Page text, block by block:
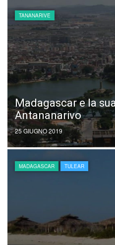
TANANARIVE
Madagascar e la
Antananarivo
25 GIUGNO 2019
MADAGASCAR TULEAR